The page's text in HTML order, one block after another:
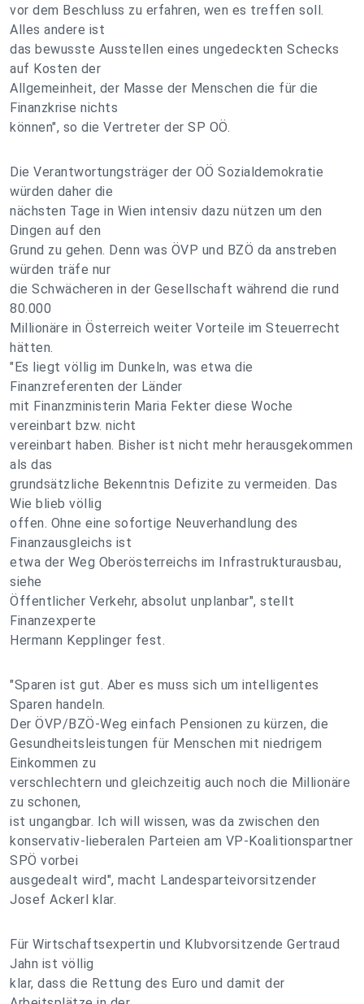
vor dem Beschluss zu erfahren, wen es treffen soll.
Alles andere ist
das bewusste Ausstellen eines ungedeckten Schecks
auf Kosten der
Allgemeinheit, der Masse der Menschen die für die
Finanzkrise nichts
können", so die Vertreter der SP OÖ.
Die Verantwortungsträger der OÖ Sozialdemokratie
würden daher die
nächsten Tage in Wien intensiv dazu nützen um den
Dingen auf den
Grund zu gehen. Denn was ÖVP und BZÖ da anstreben
würden träfe nur
die Schwächeren in der Gesellschaft während die rund
80.000
Millionäre in Österreich weiter Vorteile im Steuerrecht
hätten.
"Es liegt völlig im Dunkeln, was etwa die
Finanzreferenten der Länder
mit Finanzministerin Maria Fekter diese Woche
vereinbart bzw. nicht
vereinbart haben. Bisher ist nicht mehr herausgekommen
als das
grundsätzliche Bekenntnis Defizite zu vermeiden. Das
Wie blieb völlig
offen. Ohne eine sofortige Neuverhandlung des
Finanzausgleichs ist
etwa der Weg Oberösterreichs im Infrastrukturausbau,
siehe
Öffentlicher Verkehr, absolut unplanbar", stellt
Finanzexperte
Hermann Kepplinger fest.
"Sparen ist gut. Aber es muss sich um intelligentes
Sparen handeln.
Der ÖVP/BZÖ-Weg einfach Pensionen zu kürzen, die
Gesundheitsleistungen für Menschen mit niedrigem
Einkommen zu
verschlechtern und gleichzeitig auch noch die Millionäre
zu schonen,
ist ungangbar. Ich will wissen, was da zwischen den
konservativ-lieberalen Parteien am VP-Koalitionspartner
SPÖ vorbei
ausgedealt wird", macht Landesparteivorsitzender
Josef Ackerl klar.
Für Wirtschaftsexpertin und Klubvorsitzende Gertraud
Jahn ist völlig
klar, dass die Rettung des Euro und damit der